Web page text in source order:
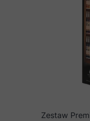
Zestaw